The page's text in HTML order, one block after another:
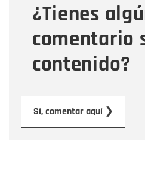
¿Tienes
comentario
contenido?
Sí, comentar aquí ❯
Mensaje